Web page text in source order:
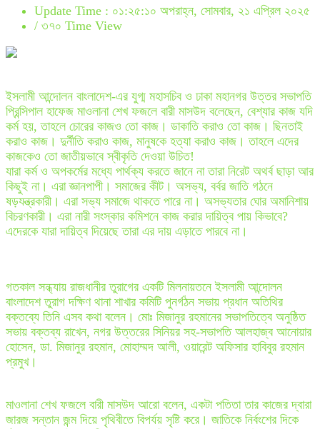
Update Time : ০১:২৫:১০ অপরাহ্ন, সোমবার, ২১ এপ্রিল ২০২৫
/ ৩৭০ Time View
ইসলামী আন্দোলন বাংলাদেশ-এর যুগ্ম মহাসচিব ও ঢাকা মহানগর উত্তর সভাপতি
প্রিন্সিপাল হাফেজ মাওলানা শেখ ফজলে বারী মাসউদ বলেছেন, বেশ্যার কাজ যদি
কর্ম হয়, তাহলে চোরের কাজও তো কাজ। ডাকাতি করাও তো কাজ। ছিনতাই
করাও কাজ। দুর্নীতি করাও কাজ, মানুষকে হত্যা করাও কাজ। তাহলে এদের
কাজকেও তো জাতীয়ভাবে স্বীকৃতি দেওয়া উচিত!
যারা কর্ম ও অপকর্মের মধ্যে পার্থক্য করতে জানে না তারা নিরেট অথর্ব ছাড়া আর
কিছুই না। এরা জ্ঞানপাপী। সমাজের কীট। অসভ্য, বর্বর জাতি গঠনে
ষড়যন্ত্রকারী। এরা সভ্য সমাজে থাকতে পারে না। অসভ্যতার ঘোর অমানিশায়
বিচরণকারী। এরা নারী সংস্কার কমিশনে কাজ করার দায়িত্ব পায় কিভাবে?
এদেরকে যারা দায়িত্ব দিয়েছে তারা এর দায় এড়াতে পারবে না।
গতকাল সন্ধ্যায় রাজধানীর তুরাগের একটি মিলনায়তনে ইসলামী আন্দোলন
বাংলাদেশ তুরাগ দক্ষিণ থানা শাখার কমিটি পুনর্গঠন সভায় প্রধান অতিথির
বক্তব্যে তিনি এসব কথা বলেন। মোঃ মিজানুর রহমানের সভাপতিত্বে অনুষ্ঠিত
সভায় বক্তব্য রাখেন, নগর উত্তরের সিনিয়র সহ-সভাপতি আলহাজ্ব আনোয়ার
হোসেন, ডা. মিজানুর রহমান, মোহাম্মদ আলী, ওয়ারেন্ট অফিসার হাবিবুর রহমান
প্রমুখ।
মাওলানা শেখ ফজলে বারী মাসউদ আরো বলেন, একটা পতিতা তার কাজের দ্বারা
জারজ সন্তান জন্ম দিয়ে পৃথিবীতে বিপর্যয় সৃষ্টি করে। জাতিকে নির্বংশের দিকে